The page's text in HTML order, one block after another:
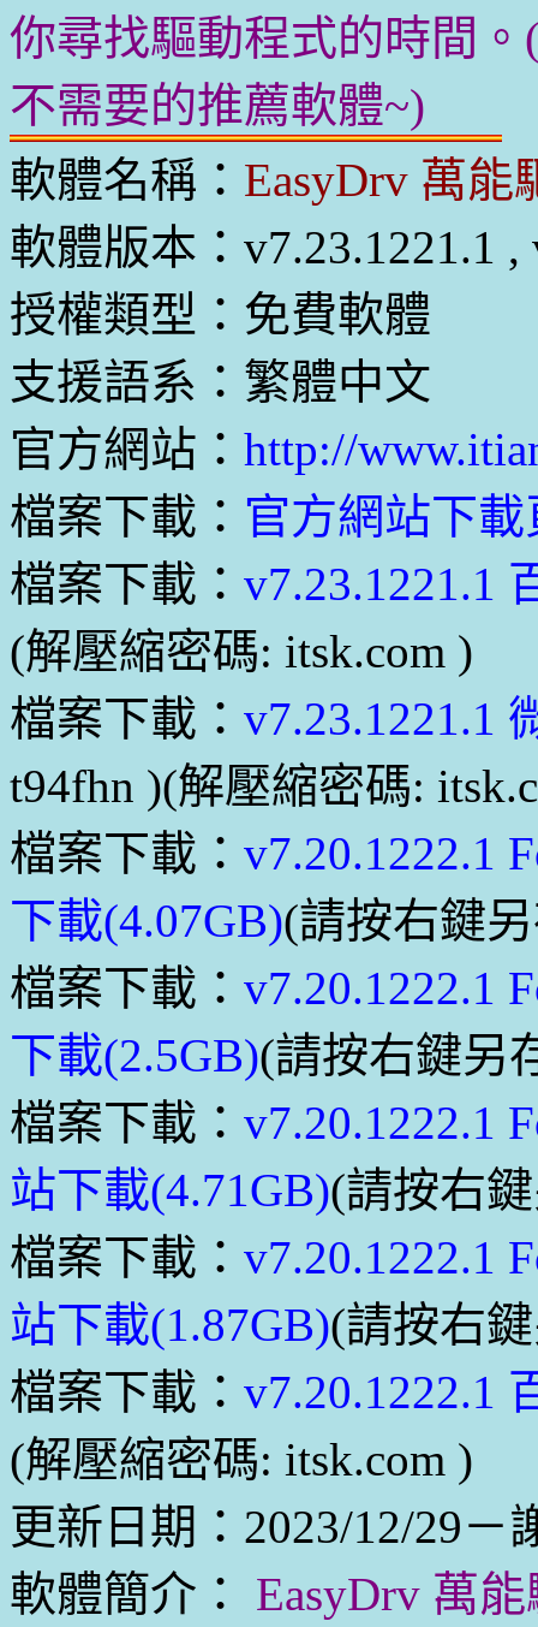
你尋找驅動程式的時間
不需要的推薦軟體~)
軟體名稱： EasyDrv 萬能
軟體版本：v7.23.1221.1 ,
授權類型：免費軟體
支援語系：繁體中文
官方網站： http://
檔案下載： 官方網站下載
檔案下載： v7.23.1221.1
(解壓縮密碼: itsk.com )
檔案下載： v7.23.1221.1
t94fhn )(解壓縮密碼:
檔案下載： v7.20.1222.1
下載(4.07GB)(請按右鍵
檔案下載： v7.20.1222.1
下載(2.5GB)(請按右鍵另
檔案下載： v7.20.1222.1
站下載(4.71GB)(請按右
檔案下載： v7.20.1222.1
站下載(1.87GB)(請按右
檔案下載： v7.20.1222.1
(解壓縮密碼: itsk.com )
更新日期：2023/12/29－
軟體簡介：
EasyDrv 萬